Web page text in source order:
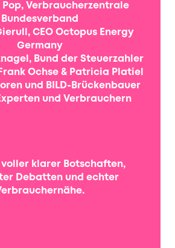
Pop, Verbraucherzentrale
Bundesverband
CEO Octopus Energy
Germany
Bund der Steuerzahler
Ochse & Patricia Platiel
und BILD-Brückenbauer
und Verbrauchern
voller klarer Botschaften,
Debatten und echter